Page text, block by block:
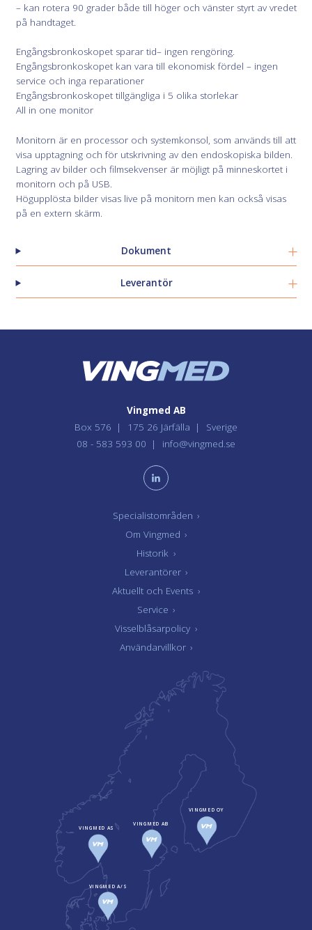
– kan rotera 90 grader både till höger och vänster styrt av vredet
på handtaget.
Engångsbronkoskopet sparar tid– ingen rengöring.
Engångsbronkoskopet kan vara till ekonomisk fördel – ingen
service och inga reparationer
Engångsbronkoskopet tillgängliga i 5 olika storlekar
All in one monitor
Monitorn är en processor och systemkonsol, som används till att
visa upptagning och för utskrivning av den endoskopiska bilden.
Lagring av bilder och filmsekvenser är möjligt på minneskortet i
monitorn och på USB.
Högupplösta bilder visas live på monitorn men kan också visas
på en extern skärm.
Dokument
Leverantör
Specialistområden ›
Om Vingmed ›
Historik ›
Leverantörer ›
Aktuellt och Events ›
Service ›
Visselblåsarpolicy ›
Användarvillkor ›
Vingmed AB
Box 576
175 26 Järfälla
Sverige
08 - 583 593 00
info@vingmed.se
VINGMED A/S
VINGMED AS
VINGMED AB
VINGMED OY